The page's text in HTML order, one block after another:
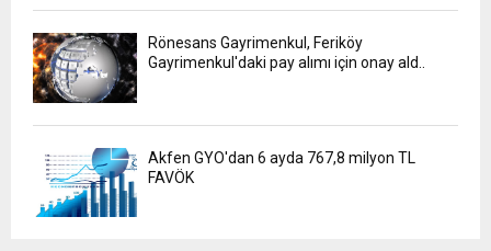
Rönesans Gayrimenkul, Feriköy
Gayrimenkul'daki pay alımı için onay ald..
Akfen GYO'dan 6 ayda 767,8 milyon TL
FAVÖK